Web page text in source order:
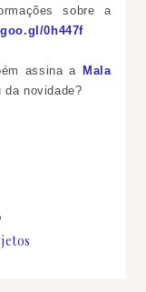
sobre a
0h447f
assina aMala
da novidade?